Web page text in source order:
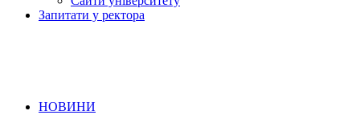
Запитати у ректора
НОВИНИ